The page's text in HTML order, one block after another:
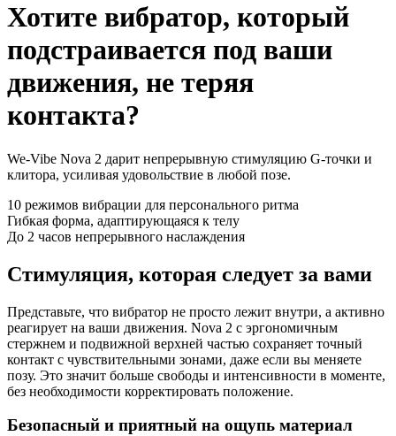
Хотите вибратор, который
подстраивается под ваши
движения, не теряя
контакта?
We-Vibe Nova 2 дарит непрерывную стимуляцию G-точки и
клитора, усиливая удовольствие в любой позе.
10 режимов вибрации для персонального ритма
Гибкая форма, адаптирующаяся к телу
До 2 часов непрерывного наслаждения
Стимуляция, которая следует за вами
Представьте, что вибратор не просто лежит внутри, а активно
реагирует на ваши движения. Nova 2 с эргономичным
стержнем и подвижной верхней частью сохраняет точный
контакт с чувствительными зонами, даже если вы меняете
позу. Это значит больше свободы и интенсивности в моменте,
без необходимости корректировать положение.
Безопасный и приятный на ощупь материал